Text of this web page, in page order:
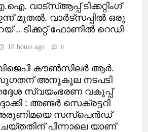
വാട്സ്ആപ്പ് ടിക്കറ്റിംഗ്
മുതല്‍. വാർട്സപ്പിൽ ഒരു
.. ടിക്കറ്റ് ഫോണിൽ റെഡി
18 hours ago 0
കൗണ്‍സിലര്‍ ആര്‍.
അനൂകൂല നടപടി
സ്വയംഭരണ വകുപ്പ്
: അണ്ടർ സെക്രട്ടറി
സസ്‌പെന്‍ഡ്
പിന്നാലെ യാണ്